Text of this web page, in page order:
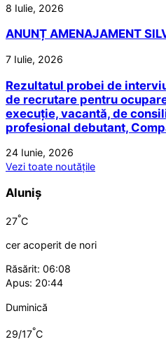
8 Iulie, 2026
ANUNȚ AMENAJAMENT
7 Iulie, 2026
Rezultatul probei de
de recrutare pentru
execuție, vacantă, de
profesional debutant,
24 Iunie, 2026
Vezi toate noutățile
Aluniș
27°C
cer acoperit de nori
Răsărit: 06:08
Apus: 20:44
Duminică
29/17°C